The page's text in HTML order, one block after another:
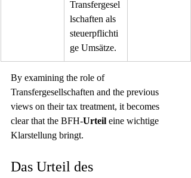
Transfergesel
lschaften als
steuerpflichti
ge Umsätze.
By examining the role of
Transfergesellschaften and the previous
views on their tax treatment, it becomes
clear that the BFH-Urteil eine wichtige
Klarstellung bringt.
Das Urteil des